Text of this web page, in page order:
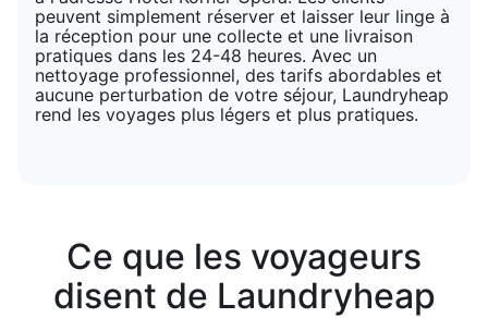
peuvent simplement réserver et laisser leur linge à
la réception pour une collecte et une livraison
pratiques dans les 24-48 heures. Avec un
nettoyage professionnel, des tarifs abordables et
aucune perturbation de votre séjour, Laundryheap
rend les voyages plus légers et plus pratiques.
Ce que les voyageurs
disent de Laundryheap